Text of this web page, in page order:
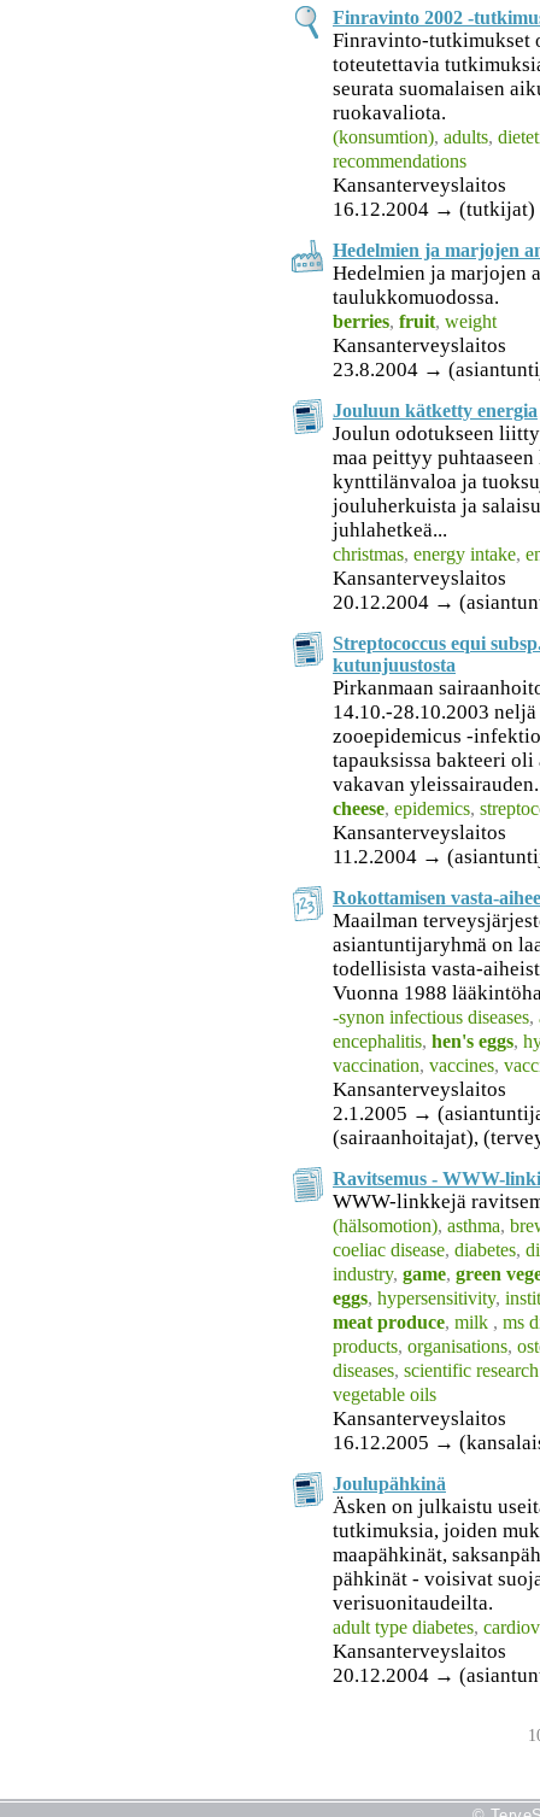
Finravinto 2002 -
Finravinto-tutkimukset
toteutettavia
seurata suomalaisen
ruokavaliota.
(konsumtion), adults,
recommendations
Kansanterveyslaitos
16.12.2004 → (tutkijat)
Hedelmien ja marjojen
Hedelmien ja marjojen
taulukkomuodossa.
berries, fruit, weight
Kansanterveyslaitos
23.8.2004 →
Jouluun kätketty energia
Joulun odotukseen
maa peittyy
kynttilänvaloa ja
jouluherkuista ja
juhlahetkeä...
christmas, energy intake,
Kansanterveyslaitos
20.12.2004 →
Streptococcus equi
kutunjuustosta
Pirkanmaan
14.10.-28.10.2003
zooepidemicus -
tapauksissa bakteeri
vakavan
cheese, epidemics,
Kansanterveyslaitos
11.2.2004 →
Rokottamisen vasta-
Maailman
asiantuntijaryhmä on
todellisista vasta-
Vuonna 1988
-synon infectious diseases,
encephalitis, hen's eggs,
vaccination, vaccines,
Kansanterveyslaitos
2.1.2005 →
(sairaanhoitajat),
Ravitsemus - WWW-
WWW-linkkejä
(hälsomotion), asthma,
coeliac disease, diabetes,
industry, game, green
eggs, hypersensitivity,
meat produce, milk , ms
products, organisations,
diseases, scientific
vegetable oils
Kansanterveyslaitos
16.12.2005 →
Joulupähkinä
Äsken on julkaistu
tutkimuksia, joiden
maapähkinät,
pähkinät - voisivat
verisuonitaudeilta.
adult type diabetes,
Kansanterveyslaitos
20.12.2004 →